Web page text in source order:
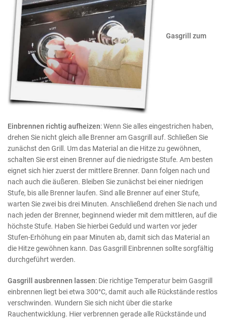
Gasgrill zum
Einbrennen richtig aufheizen: Wenn Sie alles eingestrichen haben,
drehen Sie nicht gleich alle Brenner am Gasgrill auf. Schließen Sie
zunächst den Grill. Um das Material an die Hitze zu gewöhnen,
schalten Sie erst einen Brenner auf die niedrigste Stufe. Am besten
eignet sich hier zuerst der mittlere Brenner. Dann folgen nach und
nach auch die äußeren. Bleiben Sie zunächst bei einer niedrigen
Stufe, bis alle Brenner laufen. Sind alle Brenner auf einer Stufe,
warten Sie zwei bis drei Minuten. Anschließend drehen Sie nach und
nach jeden der Brenner, beginnend wieder mit dem mittleren, auf die
höchste Stufe. Haben Sie hierbei Geduld und warten vor jeder
Stufen-Erhöhung ein paar Minuten ab, damit sich das Material an
die Hitze gewöhnen kann. Das Gasgrill Einbrennen sollte sorgfältig
durchgeführt werden.
Gasgrill ausbrennen lassen: Die richtige Temperatur beim Gasgrill
einbrennen liegt bei etwa 300°C, damit auch alle Rückstände restlos
verschwinden. Wundern Sie sich nicht über die starke
Rauchentwicklung. Hier verbrennen gerade alle Rückstände und